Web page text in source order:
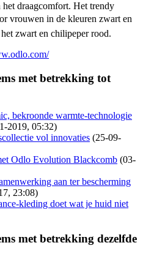
draagcomfort. Het trendy
vrouwen in de kleuren zwart en
zwart en chilipeper rood.
met betrekking tot
bekroonde warmte-technologie
2019, 05:32)
vol innovaties (25-09-
Odlo Evolution Blackcomb (03-
aan ter bescherming
23:08)
kleding doet wat je huid niet
met betrekking dezelfde